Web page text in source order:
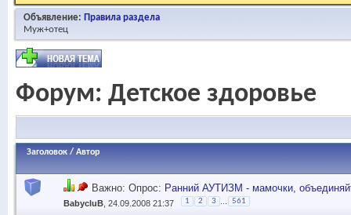
Объявление: Правила раздела
Муж+отец
Форум: Детское здоровье
Заголовок / Автор
Важно: Опрос: Ранний АУТИЗМ - мамочки,
BabycluB , 24.09.2008 21:37 1 2 3 561